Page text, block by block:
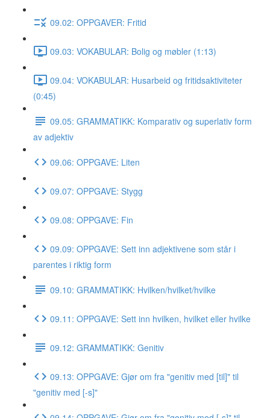
09.02: OPPGAVER: Fritid
09.03: VOKABULAR: Bolig og møbler (1:13)
09.04: VOKABULAR: Husarbeid og fritidsaktiviteter
(0:45)
09.05: GRAMMATIKK: Komparativ og superlativ form
av adjektiv
09.06: OPPGAVE: Liten
09.07: OPPGAVE: Stygg
09.08: OPPGAVE: Fin
09.09: OPPGAVE: Sett inn adjektivene som står i
parentes i riktig form
09.10: GRAMMATIKK: Hvilken/hvilket/hvilke
09.11: OPPGAVE: Sett inn hvilken, hvilket eller hvilke
09.12: GRAMMATIKK: Genitiv
09.13: OPPGAVE: Gjør om fra "genitiv med [til]" til
"genitiv med [-s]"